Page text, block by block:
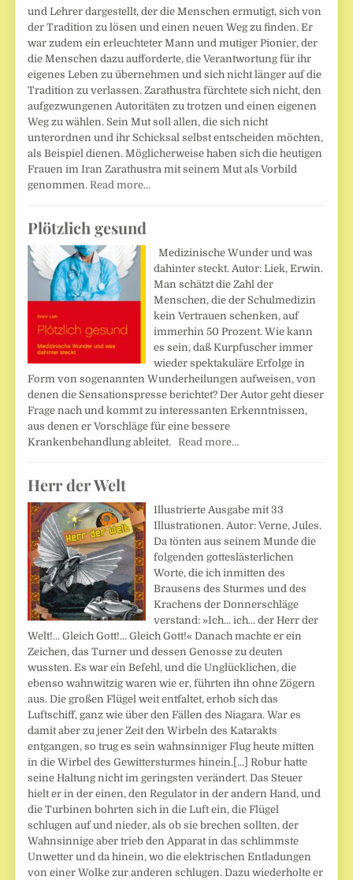
und Lehrer dargestellt, der die Menschen ermutigt, sich von
der Tradition zu lösen und einen neuen Weg zu finden. Er
war zudem ein erleuchteter Mann und mutiger Pionier, der
die Menschen dazu aufforderte, die Verantwortung für ihr
eigenes Leben zu übernehmen und sich nicht länger auf die
Tradition zu verlassen. Zarathustra fürchtete sich nicht, den
aufgezwungenen Autoritäten zu trotzen und einen eigenen
Weg zu wählen. Sein Mut soll allen, die sich nicht
unterordnen und ihr Schicksal selbst entscheiden möchten,
als Beispiel dienen. Möglicherweise haben sich die heutigen
Frauen im Iran Zarathustra mit seinem Mut als Vorbild
genommen.Read more…
Plötzlich gesund
Medizinische Wunder und was
dahinter steckt. Autor: Liek, Erwin.
Man schätzt die Zahl der
Menschen, die der Schulmedizin
kein Vertrauen schenken, auf
immerhin 50 Prozent. Wie kann
es sein, daß Kurpfuscher immer
wieder spektakuläre Erfolge in
Form von sogenannten Wunderheilungen aufweisen, von
denen die Sensationspresse berichtet? Der Autor geht dieser
Frage nach und kommt zu interessanten Erkenntnissen,
aus denen er Vorschläge für eine bessere
Krankenbehandlung ableitet.Read more…
Herr der Welt
Illustrierte Ausgabe mit 33
Illustrationen. Autor: Verne, Jules.
Da tönten aus seinem Munde die
folgenden gotteslästerlichen
Worte, die ich inmitten des
Brausens des Sturmes und des
Krachens der Donnerschläge
verstand: »Ich... ich... der Herr der
Welt!... Gleich Gott!... Gleich Gott!« Danach machte er ein
Zeichen, das Turner und dessen Genosse zu deuten
wussten. Es war ein Befehl, und die Unglücklichen, die
ebenso wahnwitzig waren wie er, führten ihn ohne Zögern
aus. Die großen Flügel weit entfaltet, erhob sich das
Luftschiff, ganz wie über den Fällen des Niagara. War es
damit aber zu jener Zeit den Wirbeln des Katarakts
entgangen, so trug es sein wahnsinniger Flug heute mitten
in die Wirbel des Gewittersturmes hinein.[...] Robur hatte
seine Haltung nicht im geringsten verändert. Das Steuer
hielt er in der einen, den Regulator in der andern Hand, und
die Turbinen bohrten sich in die Luft ein, die Flügel
schlugen auf und nieder, als ob sie brechen sollten, der
Wahnsinnige aber trieb den Apparat in das schlimmste
Unwetter und da hinein, wo die elektrischen Entladungen
von einer Wolke zur anderen schlugen. Dazu wiederholte er